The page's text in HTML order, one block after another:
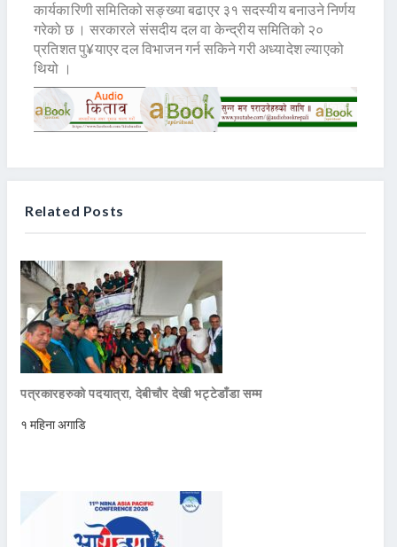
कार्यकारिणी समितिको सङ्ख्या बढाएर ३१ सदस्यीय बनाउने निर्णय
गरेको छ । सरकारले संसदीय दल वा केन्द्रीय समितिको २०
प्रतिशत पु¥याएर दल विभाजन गर्न सकिने गरी अध्यादेश ल्याएको
थियो ।
Related Posts
पत्रकारहरुको पदयात्रा, देबीचौर देखी भट्टेडाँडा सम्म
१ महिना अगाडि